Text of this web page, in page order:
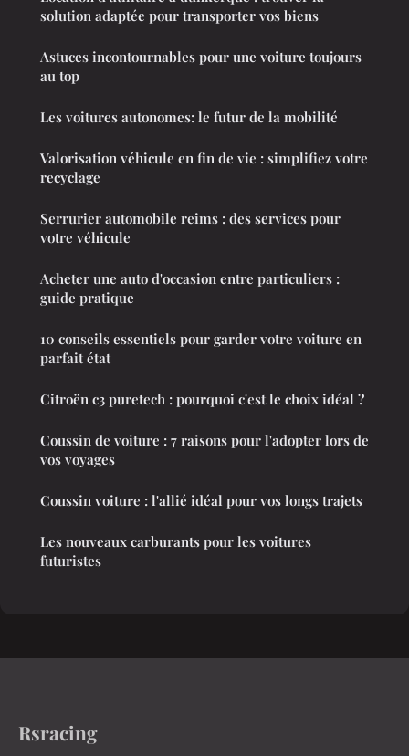
solution adaptée pour transporter vos biens
Astuces incontournables pour une voiture toujours
au top
Les voitures autonomes: le futur de la mobilité
Valorisation véhicule en fin de vie : simplifiez votre
recyclage
Serrurier automobile reims : des services pour
votre véhicule
Acheter une auto d'occasion entre particuliers :
guide pratique
10 conseils essentiels pour garder votre voiture en
parfait état
Citroën c3 puretech : pourquoi c'est le choix idéal ?
Coussin de voiture : 7 raisons pour l'adopter lors de
vos voyages
Coussin voiture : l'allié idéal pour vos longs trajets
Les nouveaux carburants pour les voitures
futuristes
Rsracing